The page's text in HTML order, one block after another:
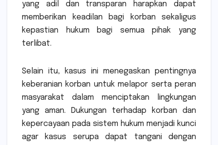
yang adil dan transparan harapkan dapat
memberikan keadilan bagi korban sekaligus
kepastian hukum bagi semua pihak yang
terlibat.
Selain itu, kasus ini menegaskan pentingnya
keberanian korban untuk melapor serta peran
masyarakat dalam menciptakan lingkungan
yang aman. Dukungan terhadap korban dan
kepercayaan pada sistem hukum menjadi kunci
agar kasus serupa dapat tangani dengan